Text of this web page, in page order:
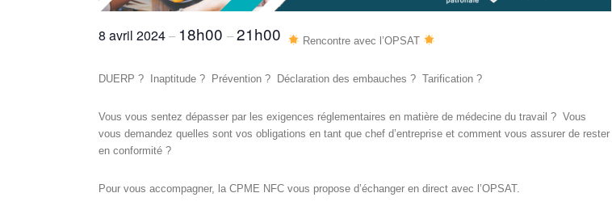
8 avril 2024– 18h00 –21h00 Rencontre avec l’OPSAT
DUERP ? Inaptitude ? Prévention ? Déclaration des embauches ? Tarification ?
Vous vous sentez dépasser par les exigences réglementaires en matière de médecine du travail ? Vous
vous demandez quelles sont vos obligations en tant que chef d’entreprise et comment vous assurer de rester
en conformité ?
Pour vous accompagner, la CPME NFC vous propose d’échanger en direct avec l’OPSAT.